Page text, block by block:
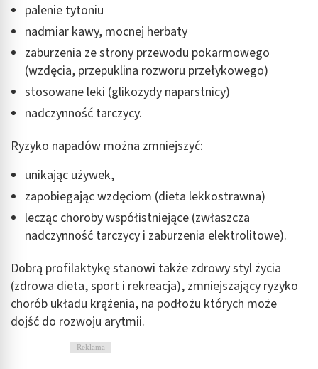
palenie tytoniu
nadmiar kawy, mocnej herbaty
zaburzenia ze strony przewodu pokarmowego
(wzdęcia, przepuklina rozworu przełykowego)
stosowane leki (glikozydy naparstnicy)
nadczynność tarczycy.
Ryzyko napadów można zmniejszyć:
unikając używek,
zapobiegając wzdęciom (dieta lekkostrawna)
lecząc choroby współistniejące (zwłaszcza
nadczynność tarczycy i zaburzenia elektrolitowe).
Dobrą profilaktykę stanowi także zdrowy styl życia
(zdrowa dieta, sport i rekreacja), zmniejszający ryzyko
chorób układu krążenia, na podłożu których może
dojść do rozwoju arytmii.
Reklama